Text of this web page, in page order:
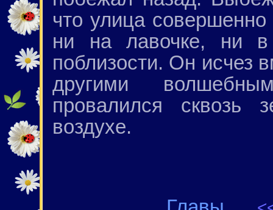
что улица
ни на лавочке, ни в
поблизости. Он исчез
другими
провалился сквозь
воздухе.